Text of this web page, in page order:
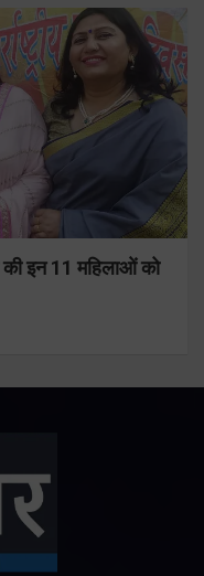
की इन 11 महिलाओं को